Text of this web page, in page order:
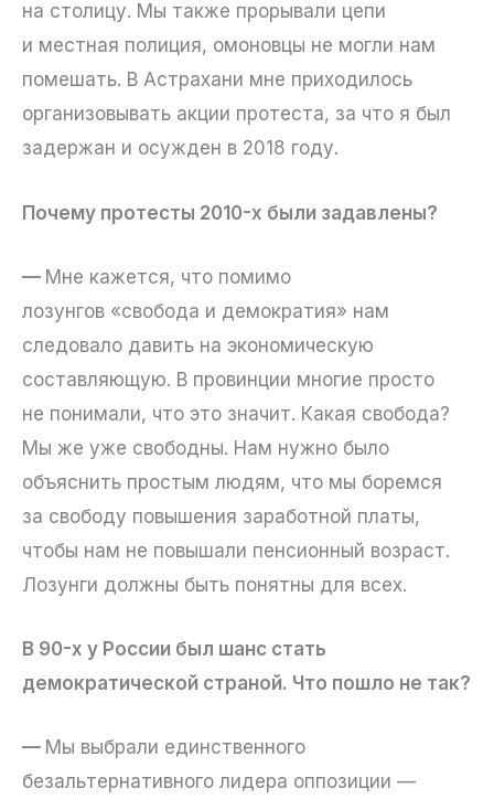
на столицу. Мы также прорывали цепи
и местная полиция, омоновцы не могли нам
помешать. В Астрахани мне приходилось
организовывать акции протеста, за что я был
задержан и осужден в 2018 году.
Почему протесты 2010-х были задавлены?
— Мне кажется, что помимо
лозунгов «свобода и демократия» нам
следовало давить на экономическую
составляющую. В провинции многие просто
не понимали, что это значит. Какая свобода?
Мы же уже свободны. Нам нужно было
объяснить простым людям, что мы боремся
за свободу повышения заработной платы,
чтобы нам не повышали пенсионный возраст.
Лозунги должны быть понятны для всех.
В 90-х у России был шанс стать
демократической страной. Что пошло не так?
— Мы выбрали единственного
безальтернативного лидера оппозиции —